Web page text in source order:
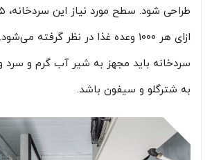
ازای هر ۱۰۰۰ وعده غذا در نظر گرفته
سردخانه باید مجهز به شیر آب گرم و
به شترگلو و سیفون باشد.